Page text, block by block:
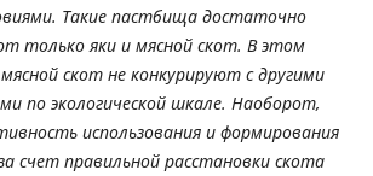
Такие пастбища достаточно
только яки и мясной скот. В этом
скот не конкурируют с другими
по экологической шкале. Наоборот,
использования и формирования
счет правильной расстановки скота